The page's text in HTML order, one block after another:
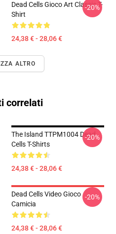
Dead Cells Gioco Art Classic T-
Shirt
24,38 € - 28,06 €
-20%
ALTRO
correlati
The Island TTPM1004 Dead
Cells T-Shirts
24,38 € - 28,06 €
-20%
Dead Cells Video Gioco
Camicia
24,38 € - 28,06 €
-20%